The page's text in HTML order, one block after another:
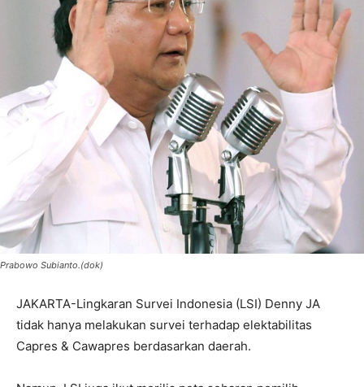
Prabowo Subianto.(dok)
JAKARTA-Lingkaran Survei Indonesia (LSI) Denny JA
tidak hanya melakukan survei terhadap elektabilitas
Capres & Cawapres berdasarkan daerah.